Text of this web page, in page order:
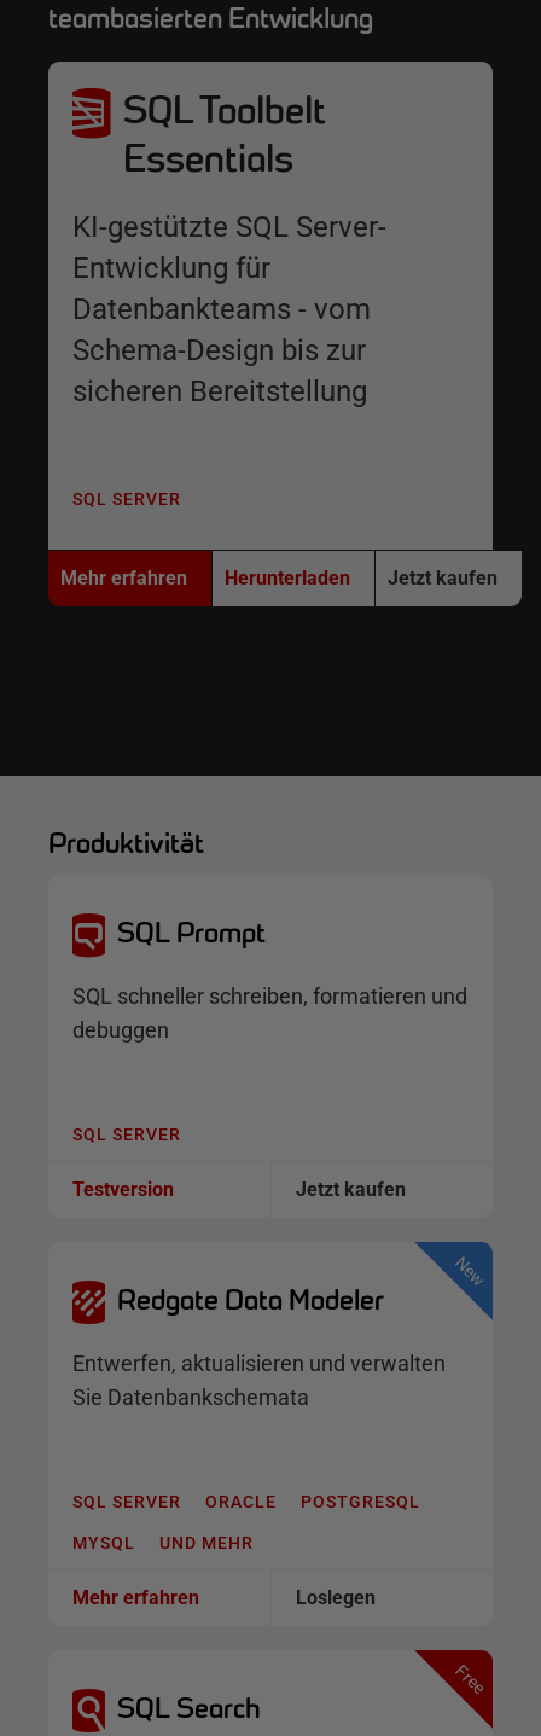
teambasierten Entwicklung
SQL Toolbelt
Essentials
KI-gestützte SQL Server-
Entwicklung für
Datenbankteams - vom
Schema-Design bis zur
sicheren Bereitstellung
SQL SERVER
Mehr erfahren Herunterladen Jetzt kaufen
Produktivität
SQL Prompt
SQL schneller schreiben, formatieren und
debuggen
SQL SERVER
Testversion Jetzt kaufen
Redgate Data Modeler
Entwerfen, aktualisieren und verwalten
Sie Datenbankschemata
SQL SERVER ORACLE POSTGRESQL
MYSQL UND MEHR
Mehr erfahren Loslegen
SQL Search